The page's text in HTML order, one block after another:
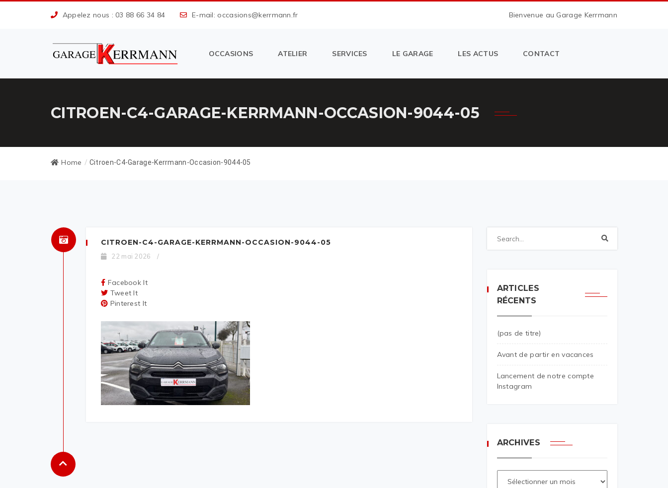
Appelez nous : 03 88 66 34 84 E-mail: occasions@kerrmann.fr Bienvenue au Garage Kerrmann
OCCASIONS ATELIER SERVICES LE GARAGE LES ACTUS CONTACT
CITROEN-C4-GARAGE-KERRMANN-OCCASION-9044-05
Home / Citroen-C4-Garage-Kerrmann-Occasion-9044-05
CITROEN-C4-GARAGE-KERRMANN-OCCASION-9044-05
22 mai 2026 /
Facebook It
Tweet It
Pinterest It
ARTICLES
RÉCENTS
(pas de titre)
Avant de partir en vacances
Lancement de notre compte
Instagram
ARCHIVES